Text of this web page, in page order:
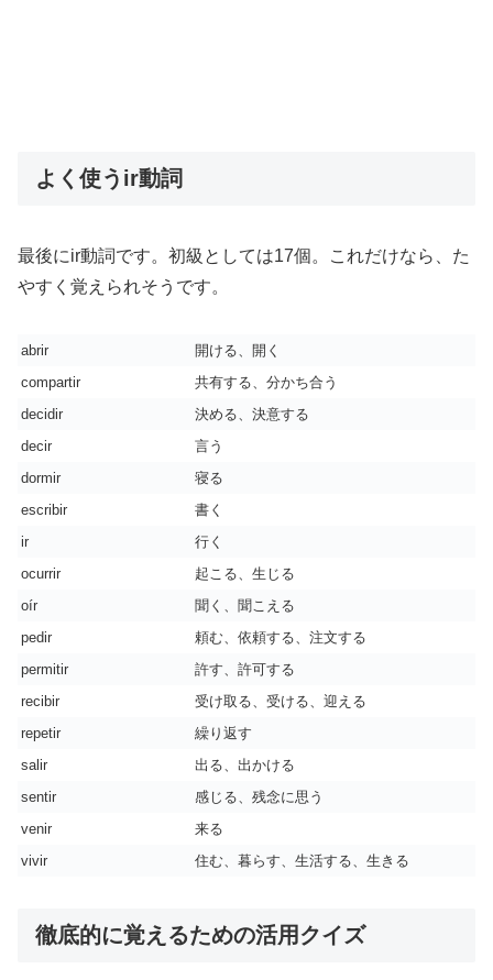
よく使うir動詞
最後にir動詞です。初級としては17個。これだけなら、た
やすく覚えられそうです。
abrir
開ける、開く
compartir
共有する、分かち合う
decidir
決める、決意する
decir
言う
dormir
寝る
escribir
書く
ir
行く
ocurrir
起こる、生じる
oír
聞く、聞こえる
pedir
頼む、依頼する、注文する
permitir
許す、許可する
recibir
受け取る、受ける、迎える
repetir
繰り返す
salir
出る、出かける
sentir
感じる、残念に思う
venir
来る
vivir
住む、暮らす、生活する、生きる
徹底的に覚えるための活用クイズ